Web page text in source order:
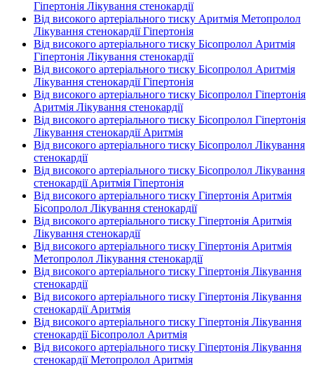
Гіпертонія Лікування стенокардії
Від високого артеріального тиску Аритмія Метопролол
Лікування стенокардії Гіпертонія
Від високого артеріального тиску Бісопролол Аритмія
Гіпертонія Лікування стенокардії
Від високого артеріального тиску Бісопролол Аритмія
Лікування стенокардії Гіпертонія
Від високого артеріального тиску Бісопролол Гіпертонія
Аритмія Лікування стенокардії
Від високого артеріального тиску Бісопролол Гіпертонія
Лікування стенокардії Аритмія
Від високого артеріального тиску Бісопролол Лікування
стенокардії
Від високого артеріального тиску Бісопролол Лікування
стенокардії Аритмія Гіпертонія
Від високого артеріального тиску Гіпертонія Аритмія
Бісопролол Лікування стенокардії
Від високого артеріального тиску Гіпертонія Аритмія
Лікування стенокардії
Від високого артеріального тиску Гіпертонія Аритмія
Метопролол Лікування стенокардії
Від високого артеріального тиску Гіпертонія Лікування
стенокардії
Від високого артеріального тиску Гіпертонія Лікування
стенокардії Аритмія
Від високого артеріального тиску Гіпертонія Лікування
стенокардії Бісопролол Аритмія
Від високого артеріального тиску Гіпертонія Лікування
стенокардії Метопролол Аритмія